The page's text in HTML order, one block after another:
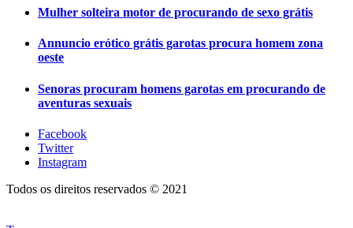
Mulher solteira motor de procurando de sexo grátis
Annuncio erótico grátis garotas procura homem zona
oeste
Senoras procuram homens garotas em procurando de
aventuras sexuais
Facebook
Twitter
Instagram
Todos os direitos reservados © 2021